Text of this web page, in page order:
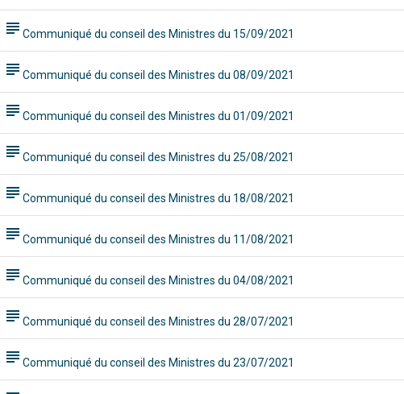
subject Communiqué du conseil des Ministres du 15/09/2021
subject Communiqué du conseil des Ministres du 08/09/2021
subject Communiqué du conseil des Ministres du 01/09/2021
subject Communiqué du conseil des Ministres du 25/08/2021
subject Communiqué du conseil des Ministres du 18/08/2021
subject Communiqué du conseil des Ministres du 11/08/2021
subject Communiqué du conseil des Ministres du 04/08/2021
subject Communiqué du conseil des Ministres du 28/07/2021
subject Communiqué du conseil des Ministres du 23/07/2021